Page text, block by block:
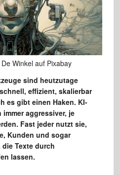
Winkel auf Pixabay
sind heutzutage
effizient, skalierbar
es gibt einen Haken. KI-
aggressiver, je
Fast jeder nutzt sie,
Kunden und sogar
Texte durch
lassen.